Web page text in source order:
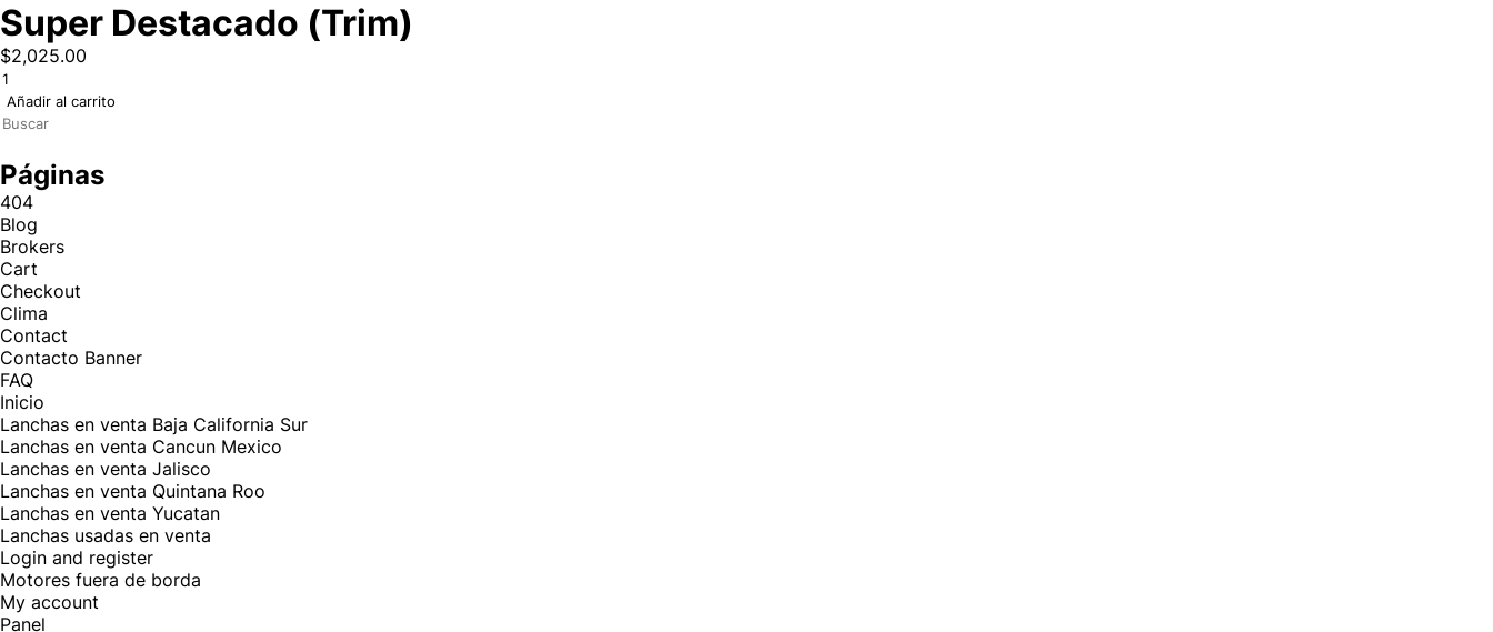
Super Destacado (Trim)
$2,025.00
Añadir al carrito
Páginas
404
Blog
Brokers
Cart
Checkout
Clima
Contact
Contacto Banner
FAQ
Inicio
Lanchas en venta Baja California Sur
Lanchas en venta Cancun Mexico
Lanchas en venta Jalisco
Lanchas en venta Quintana Roo
Lanchas en venta Yucatan
Lanchas usadas en venta
Login and register
Motores fuera de borda
My account
Panel